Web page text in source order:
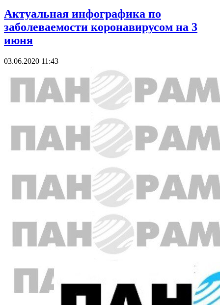
Актуальная инфографика по
заболеваемости коронавирусом на 3
июня
03.06.2020 11:43